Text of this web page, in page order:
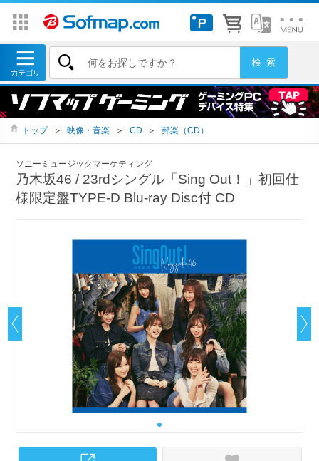
トップ ＞ 映像・音楽 ＞ CD ＞ 邦楽（CD）
ソニーミュージックマーケティング
乃木坂46 / 23rdシングル「Sing Out！」初回仕
様限定盤TYPE-D Blu-ray Disc付 CD